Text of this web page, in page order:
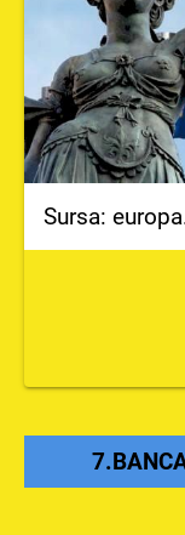
Sursa: